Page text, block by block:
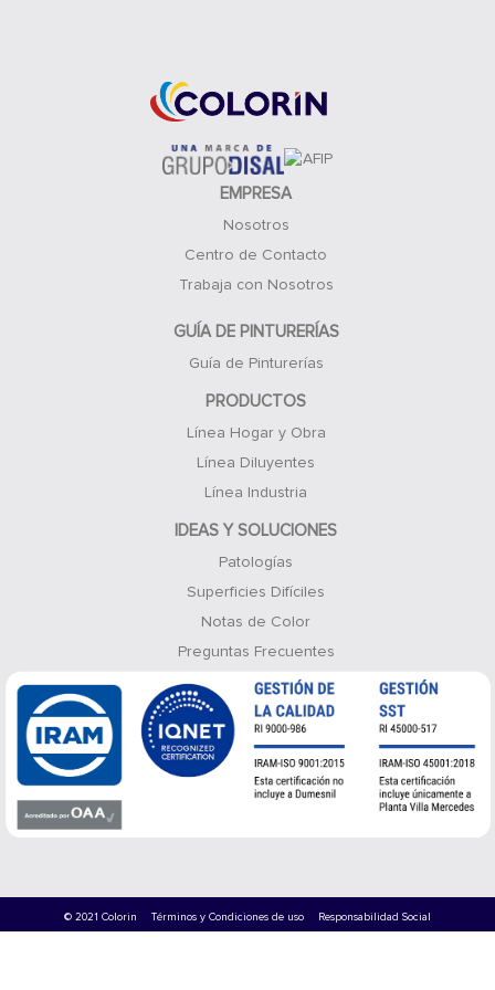
EMPRESA
Nosotros
Centro de Contacto
Trabaja con Nosotros
GUÍA DE PINTURERÍAS
Guía de Pinturerías
PRODUCTOS
Línea Hogar y Obra
Línea Diluyentes
Línea Industria
IDEAS Y SOLUCIONES
Patologías
Superficies Difíciles
Notas de Color
Preguntas Frecuentes
© 2021 Colorin Términos y Condiciones de uso Responsabilidad Social